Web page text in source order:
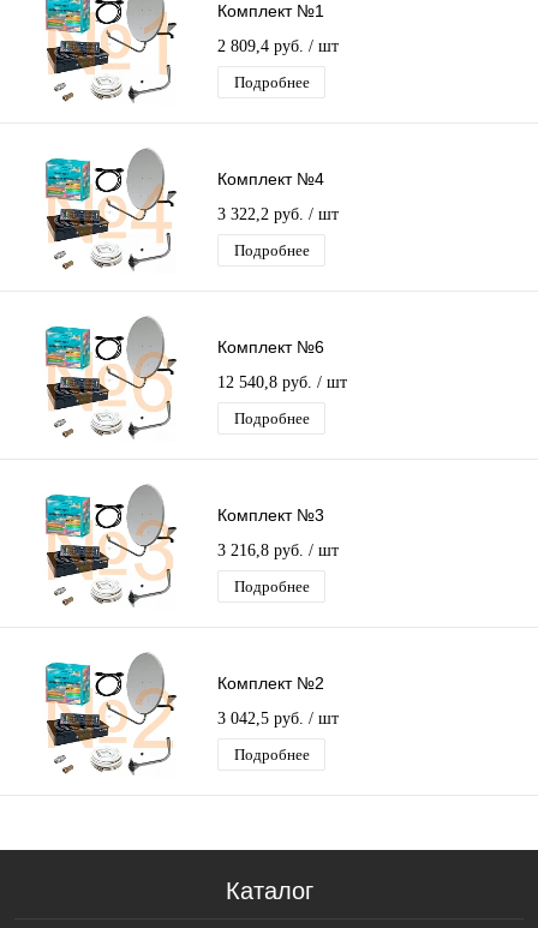
Комплект №1
2 809,4 руб. / шт
Подробнее
Комплект №4
3 322,2 руб. / шт
Подробнее
Комплект №6
12 540,8 руб. / шт
Подробнее
Комплект №3
3 216,8 руб. / шт
Подробнее
Комплект №2
3 042,5 руб. / шт
Подробнее
Каталог